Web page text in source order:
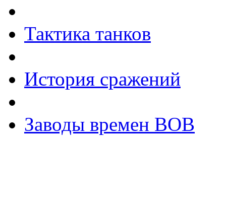
Тактика танков
История сражений
Заводы времен ВОВ